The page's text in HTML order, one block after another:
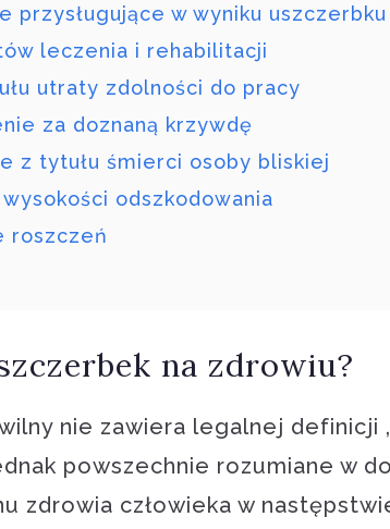
przysługujące w wyniku
leczenia i rehabilitacji
utraty zdolności do pracy
za doznaną krzywdę
z tytułu śmierci osoby bliskiej
odszkodowania
roszczeń
na zdrowiu?
nie zawiera legalnej definicji
powszechnie rozumiane w
zdrowia człowieka w